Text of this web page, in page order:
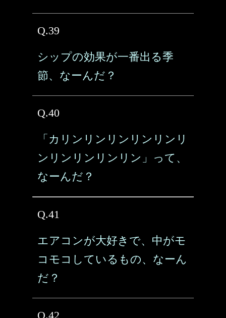
Q.39
シップの効果が一番出る季
節、なーんだ？
Q.40
「カリンリンリンリンリンリ
ンリンリンリンリン」って、
なーんだ？
Q.41
エアコンが大好きで、中がモ
コモコしているもの、なーん
だ？
Q.42